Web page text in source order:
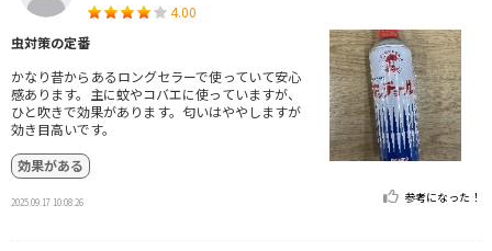
4.00
虫対策の定番
かなり昔からあるロングセラーで使っていて安心
感あります。主に蚊やコバエに使っていますが、
ひと吹きで効果があります。匂いはややしますが
効き目高いです。
効果がある
2025.09.17 10:08:26 参考になった！